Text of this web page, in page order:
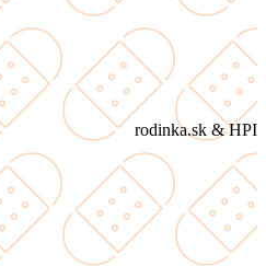
rodinka.sk & HPI